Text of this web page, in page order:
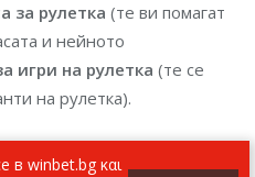
за рулетка (те ви помагат
и нейното
игри на рулетка (те се
на рулетка).
в winbet.bg και